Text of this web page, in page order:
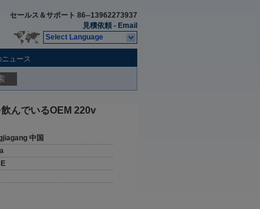
セールス＆サポート 86--13962273937
見積依頼 - Email
Select Language
ュース
んでいるOEM 220v
中国